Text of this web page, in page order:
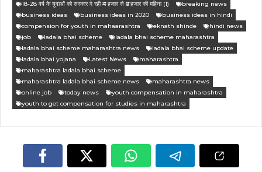
18-28 वर्ष के युवाओं को सरकार दे रही ₹4 हजार से ₹6 हजार की महिना (1)
breaking news
business ideas
business ideas in 2020
business ideas in hindi
compension for youth in mahaarashtra
eknath shinde
hindi news
job
ladala bhai scheme
ladala bhai scheme maharashtra
ladala bhai scheme maharashtra news
ladala bhai scheme update
ladala bhai yojana
Latest News
maharashtra
maharashtra ladala bhai scheme
maharashtra ladala bhai scheme news
maharashtra news
online job
today news
youth compensation in maharashtra
youth to get compensation for studies in maharashtra